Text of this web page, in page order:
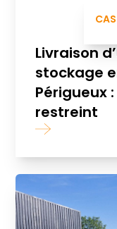
Livraison
stockage
Périgueux
restreint